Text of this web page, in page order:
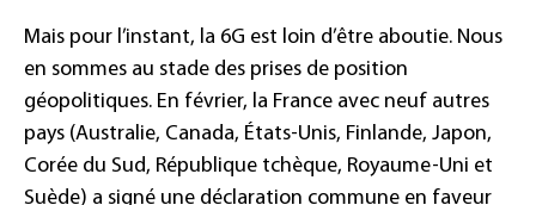
Mais pour l’instant, la 6G est loin d’être aboutie. Nous
en sommes au stade des prises de position
géopolitiques. En février, la France avec neuf autres
pays (Australie, Canada, États-Unis, Finlande, Japon,
Corée du Sud, République tchèque, Royaume-Uni et
Suède) a signé une déclaration commune en faveur